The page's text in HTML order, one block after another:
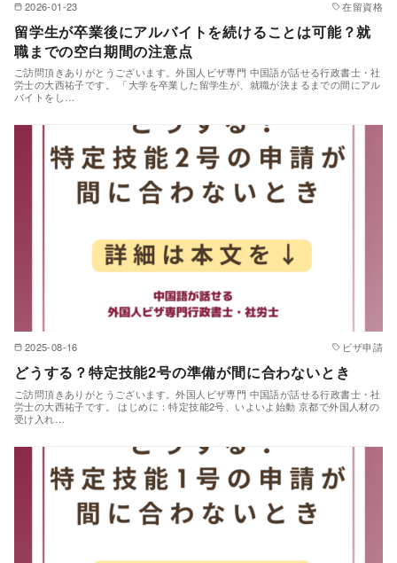
2026-01-23 在留資格
留学生が卒業後にアルバイトを続けることは可能？就
職までの空白期間の注意点
ご訪問頂きありがとうございます。外国人ビザ専門 中国語が話せる行政書士・社
労士の大西祐子です。 「大学を卒業した留学生が、就職が決まるまでの間にアル
バイトをし…
2025-08-16 ビザ申請
どうする？特定技能2号の準備が間に合わないとき
ご訪問頂きありがとうございます。外国人ビザ専門 中国語が話せる行政書士・社
労士の大西祐子です。 はじめに：特定技能2号、いよいよ始動 京都で外国人材の
受け入れ…